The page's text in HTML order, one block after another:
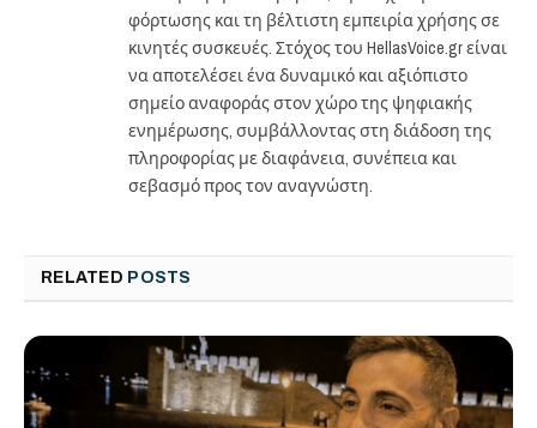
φόρτωσης και τη βέλτιστη εμπειρία χρήσης σε
κινητές συσκευές. Στόχος του HellasVoice.gr είναι
να αποτελέσει ένα δυναμικό και αξιόπιστο
σημείο αναφοράς στον χώρο της ψηφιακής
ενημέρωσης, συμβάλλοντας στη διάδοση της
πληροφορίας με διαφάνεια, συνέπεια και
σεβασμό προς τον αναγνώστη.
RELATED POSTS